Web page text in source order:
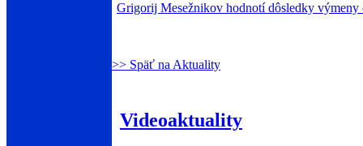
Grigorij Mesežnikov hodnotí dôsledky
>> Späť na Aktuality
Videoaktuality